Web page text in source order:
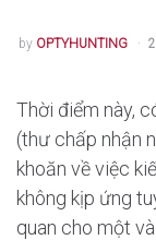
POSTED
by OPTYHUNTING
Thời điểm này,
(thư chấp nhận
khoăn về việc
không kịp ứng
quan cho một